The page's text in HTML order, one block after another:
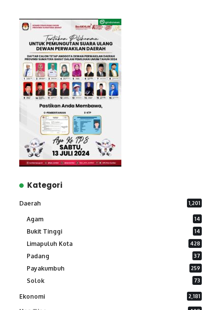
Kategori
Daerah 1,201
Agam 14
Bukit Tinggi 14
Limapuluh Kota 428
Padang 37
Payakumbuh 259
Solok 73
Ekonomi 2,181